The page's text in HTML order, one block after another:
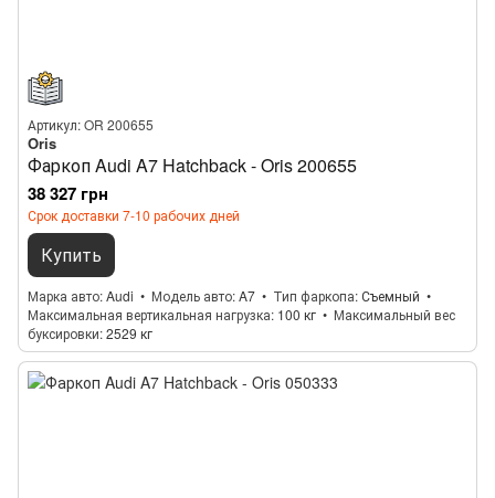
Артикул: OR 200655
Oris
Фаркоп Audi A7 Hatchback - Oris 200655
38 327 грн
Срок доставки 7-10 рабочих дней
Купить
Марка авто Audi Модель авто A7 Тип фаркопа Съемный
Максимальная вертикальная нагрузка 100 кг
Максимальный вес
буксировки 2529 кг